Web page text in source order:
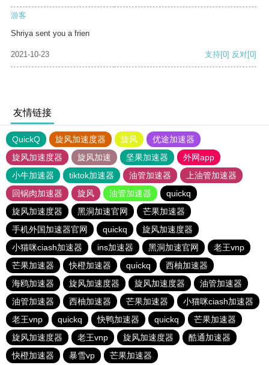
游客
Shriya sent you a frien
2021-10-23 支持[0] 反对[0]
友情链接
QuickQ 旋风加速度器 旋风
优途加速器
旋风加速度器
旋风加速 坚果加速器
外网app
小牛加速器
tiktok加速器 油管加速器
上油管加速器
回锅肉加速器
旋风 油管加速器
quickq
旋风加速度器
黑洞加速官网
芒果加速器
手机外国加速器官网
quickq
旋风加速度器
小猫咪ciash加速器
ins加速器 黑洞加速官网
老王vnp
芒果加速器
快橙加速器 quickq
西柚加速器
海鸥加速器
旋风加速度器 旋风加速度器
油管加速器
油管加速器
西柚加速器 芒果加速器
小猫咪ciash加速器
老王vnp
quickq 快鸭加速器 quickq
芒果加速器
旋风加速度器
老王vnp 旋风加速度器
酷通加速器
快橙加速器
暴雪vp 芒果加速器